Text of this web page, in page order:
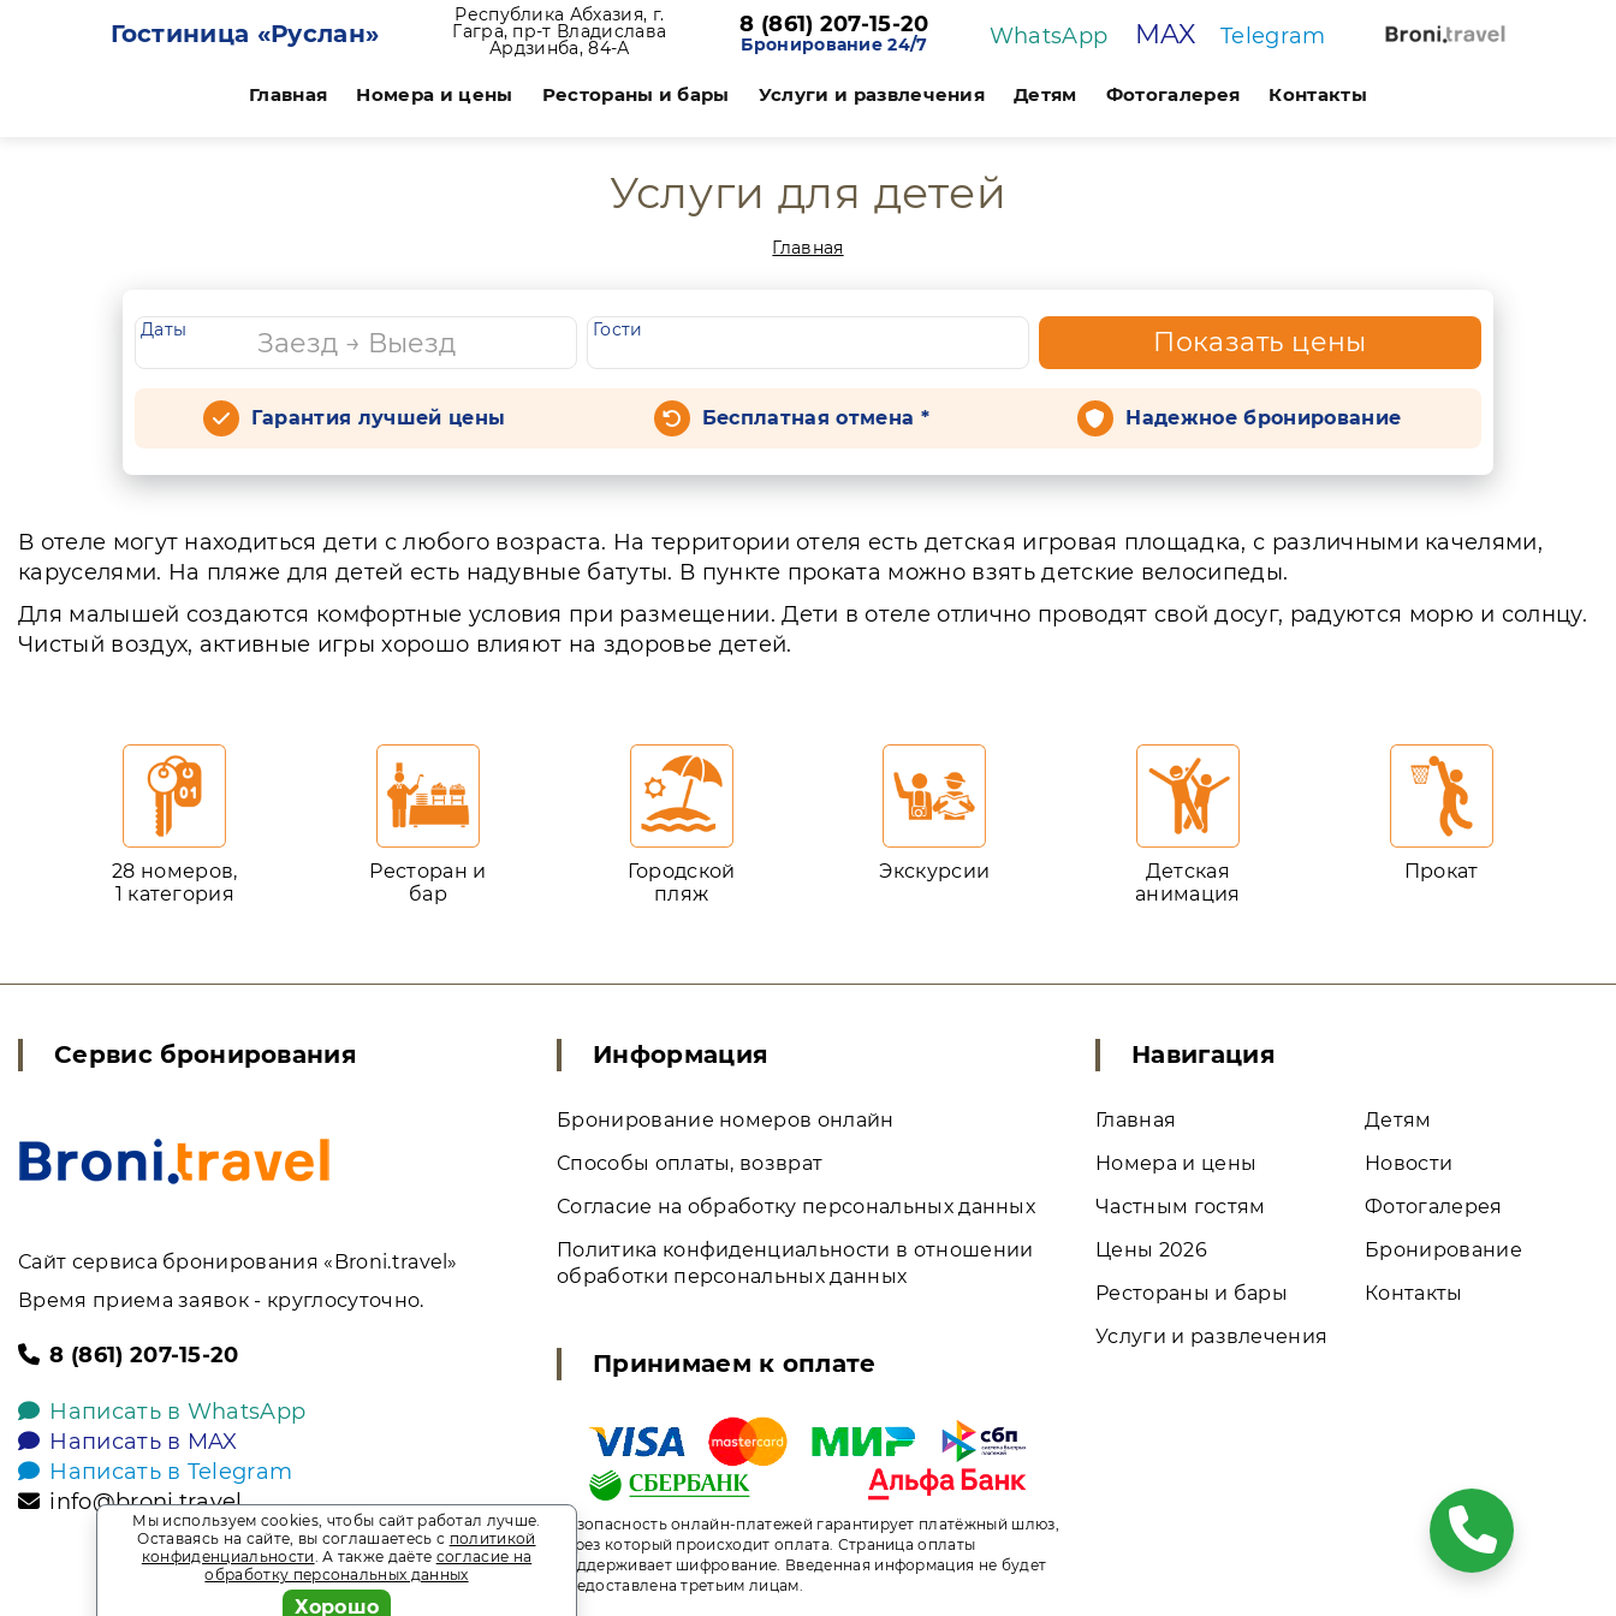
Гостиница «Руслан»
Республика Абхазия, г.
Гагра, пр-т Владислава
Ардзинба, 84-А
8 (861) 207-15-20
Бронирование 24/7 WhatsApp MAX Telegram
Главная Номера и цены Рестораны и бары Услуги и развлечения Детям Фотогалерея Контакты
Услуги для детей
Главная
Даты Гости Показать цены
Гарантия лучшей цены Бесплатная отмена * Надежное бронирование
В отеле могут находиться дети с любого возраста. На территории отеля есть детская игровая площадка, с различными качелями,
каруселями. На пляже для детей есть надувные батуты. В пункте проката можно взять детские велосипеды.
Для малышей создаются комфортные условия при размещении. Дети в отеле отлично проводят свой досуг, радуются морю и солнцу.
Чистый воздух, активные игры хорошо влияют на здоровье детей.
28 номеров,
1 категория
Ресторан и
бар
Городской
пляж
Экскурсии
Детская
анимация
Прокат
Сервис бронирования
Сайт сервиса бронирования «Broni.travel»
Время приема заявок - круглосуточно.
8 (861) 207-15-20
Написать в WhatsApp
Написать в MAX
Написать в Telegram
info@broni.travel
Информация
Бронирование номеров онлайн
Способы оплаты, возврат
Согласие на обработку персональных данных
Политика конфиденциальности в отношении
обработки персональных данных
Принимаем к оплате
Безопасность онлайн-платежей гарантирует платёжный шлюз,
через который происходит оплата. Страница оплаты
поддерживает шифрование. Введенная информация не будет
предоставлена третьим лицам.
Навигация
Главная
Номера и цены
Частным гостям
Цены 2026
Рестораны и бары
Услуги и развлечения
Детям
Новости
Фотогалерея
Бронирование
Контакты
Мы используем cookies, чтобы сайт работал лучше.
Оставаясь на сайте, вы соглашаетесь с политикой
конфиденциальности. А также даёте согласие на
обработку персональных данных
Хорошо